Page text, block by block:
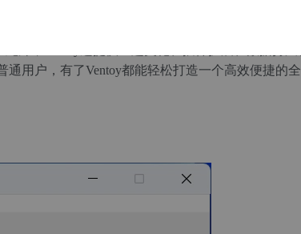
、WIM、IMG、VHD(x)等各种格式的镜像文件复
就能用”。它支持Windows、WinPE、Linux等超过
外，Ventoy还提供主题美化、插件扩展、数据持
用户，有了Ventoy都能轻松打造一个高效便捷的